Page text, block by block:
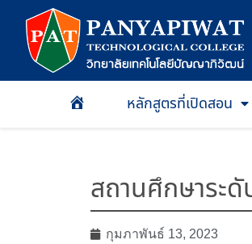
หน้าเเรก
หลักสูตรที่เปิดสอน
สถานศึกษาระดั
กุมภาพันธ์ 13, 2023